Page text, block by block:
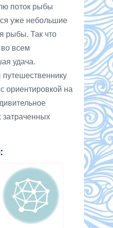
поток рыбы
уже небольшие
рыбы. Так что
во всем
удача.
ориентировкой на
затраченных